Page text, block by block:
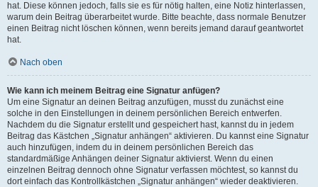
hat. Diese können jedoch, falls sie es für nötig halten, eine Notiz hinterlassen,
warum dein Beitrag überarbeitet wurde. Bitte beachte, dass normale Benutzer
einen Beitrag nicht löschen können, wenn bereits jemand darauf geantwortet
hat.
Nach oben
Wie kann ich meinem Beitrag eine Signatur anfügen?
Um eine Signatur an deinen Beitrag anzufügen, musst du zunächst eine
solche in den Einstellungen in deinem persönlichen Bereich entwerfen.
Nachdem du die Signatur erstellt und gespeichert hast, kannst du in jedem
Beitrag das Kästchen „Signatur anhängen“ aktivieren. Du kannst eine Signatur
auch hinzufügen, indem du in deinem persönlichen Bereich das
standardmäßige Anhängen deiner Signatur aktivierst. Wenn du einen
einzelnen Beitrag dennoch ohne Signatur verfassen möchtest, so kannst du
dort einfach das Kontrollkästchen „Signatur anhängen“ wieder deaktivieren.